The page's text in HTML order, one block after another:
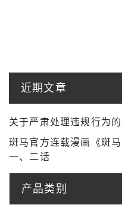
近期文章
关于严肃处理违规行为的
斑马官方连载漫画《斑
一、二话
产品类别